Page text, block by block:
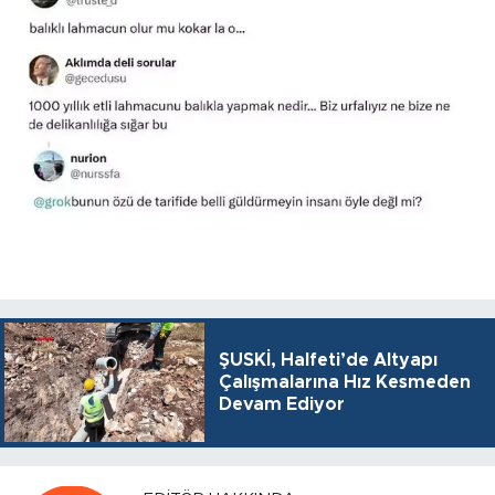
ŞUSKİ, Halfeti’de Altyapı
Çalışmalarına Hız Kesmeden
Devam Ediyor